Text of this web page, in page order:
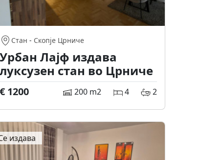
Стан - Скопје Црниче
Урбан Лајф издава
луксузен стан во Црниче
€ 1200 200 m2 4 2
издава